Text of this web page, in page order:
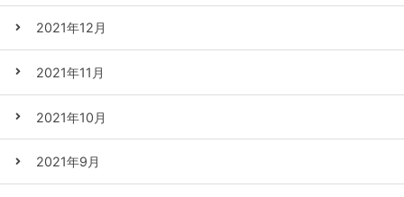
2021年12月
2021年11月
2021年10月
2021年9月